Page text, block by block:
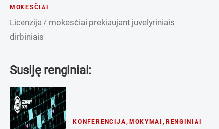
MOKESČIAI
Licenzija / mokesčiai prekiaujant juvelyriniais
dirbiniais
Susiję renginiai:
KONFERENCIJA , MOKYMAI , RENGINIAI